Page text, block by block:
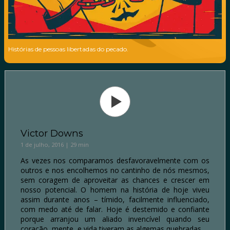
Histórias de pessoas libertadas do pecado.
Victor Downs
1 de julho, 2016 | 29 min
As vezes nos comparamos desfavoravelmente com os
outros e nos encolhemos no cantinho de nós mesmos,
sem coragem de aproveitar as chances e crescer em
nosso potencial. O homem na história de hoje viveu
assim durante anos – tímido, facilmente influenciado,
com medo até de falar. Hoje é destemido e confiante
porque arranjou um aliado invencível quando seu